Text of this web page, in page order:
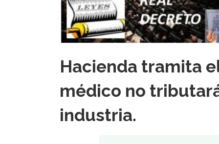
Hacienda tramita
médico no
industria.